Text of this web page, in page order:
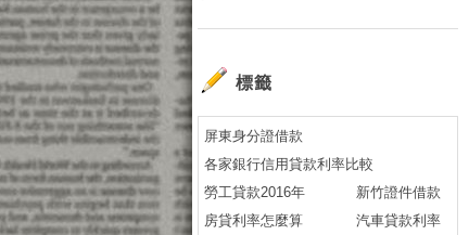
標籤
屏東身分證借款
各家銀行信用貸款利率比較
勞工貸款2016年
新竹證件借款
房貸利率怎麼算
汽車貸款利率